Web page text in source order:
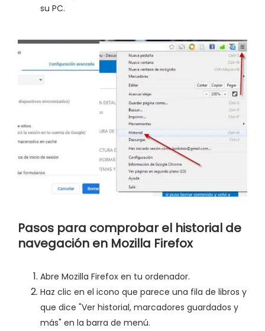
su PC.
Pasos para comprobar el historial de
navegación en Mozilla Firefox
Abre Mozilla Firefox en tu ordenador.
Haz clic en el icono que parece una fila de libros y
que dice "Ver historial, marcadores guardados y
más" en la barra de menú.